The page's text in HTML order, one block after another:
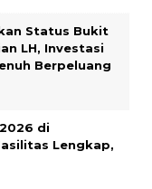
Status Bukit
LH, Investasi
Berpeluang
di
Lengkap,